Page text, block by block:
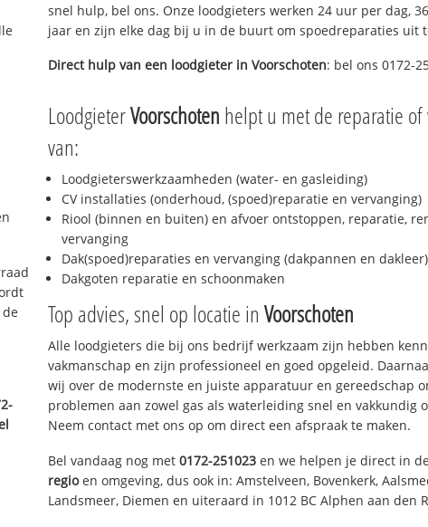
snel hulp, bel ons. Onze loodgieters werken 24 uur per dag,
jaar en zijn elke dag bij u in de buurt om spoedreparaties uit
Direct hulp van een loodgieter in Voorschoten: bel ons 0172-
LoodgieterVoorschoten helpt u met de reparatie of
van:
Loodgieterswerkzaamheden (water- en gasleiding)
CV installaties (onderhoud, (spoed)reparatie en vervanging)
Riool (binnen en buiten) en afvoer ontstoppen, reparatie,
vervanging
Dak(spoed)reparaties en vervanging (dakpannen en dakleer)
Dakgoten reparatie en schoonmaken
Top advies, snel op locatie in Voorschoten
Alle loodgieters die bij ons bedrijf werkzaam zijn hebben
vakmanschap en zijn professioneel en goed opgeleid.
wij over de modernste en juiste apparatuur en gereedschap
problemen aan zowel gas als waterleiding snel en vakkundig
Neem contact met ons op om direct een afspraak te maken.
Bel vandaag nog met 0172-251023 en we helpen je direct in
regioen omgeving, dus ook in: Amstelveen, Bovenkerk,
Landsmeer, Diemen en uiteraard in 1012 BC Alphen aan den